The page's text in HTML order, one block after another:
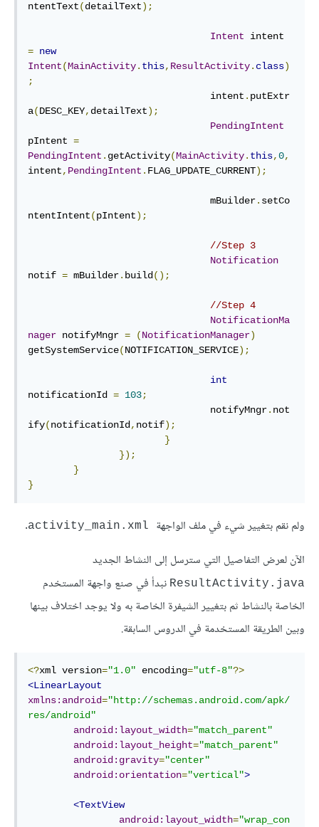
ntentText(detailText);
Intent
= new
Intent(MainActivity. this, ResultActivity. class)
;
				intent
. putExtr
a(DESC_KEY, detailText);
PendingIntent
pIntent =
PendingIntent . getActivity(MainActivity. this,0,
intent, PendingIntent . FLAG_UPDATE_CURRENT);
				mBuilder
. setCo
ntentIntent(pIntent);
//Step 3
Notification
notif = mBuilder. build ();
//Step 4
NotificationMa
nager notifyMngr = (NotificationManager)
getSystemService(NOTIFICATION_SERVICE);
int
notificationId = 103;
				notifyMngr
. not
ify(notificationId , notif);
}
});
}
}
ولم نقم بتغيير شيء في ملف الواجهة
.
الآن لعرض التفاصيل التي سترسل إلى النشاط الجديد
ResultActivity.java نبدأ في صنع واجهة المستخدم
الخاصة بالنشاط ثم بتغيير الشيفرة الخاصة به ولا يوجد اختلاف بينها
وبين الطريقة المستخدمة في الدروس السابقة.
<?xml version="1.0" encoding="utf-8"?>
<LinearLayout
xmlns:android="http://schemas.android.com/apk/
res/android"
android:layout_width="match_parent"
android:layout_height="match_parent"
android:gravity="center"
android:orientation="vertical">
<TextView
android:layout_width="wrap_con